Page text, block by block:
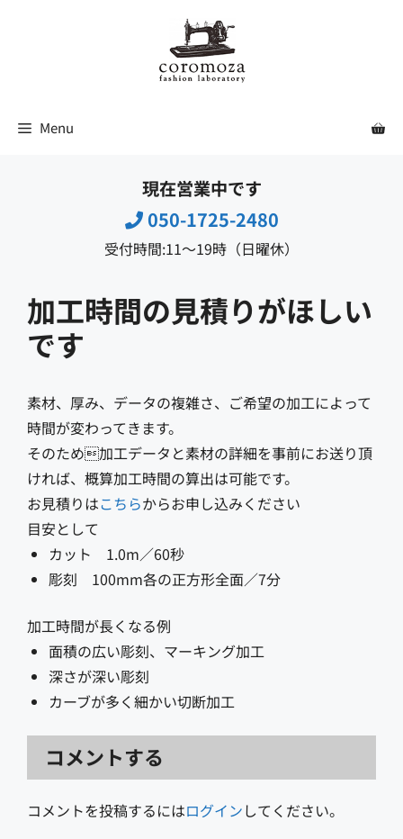
Menu
現在営業中です
050-1725-2480
受付時間:11〜19時（日曜休）
加工時間の見積りがほしい
です
素材、厚み、データの複雑さ、ご希望の加工によって
時間が変わってきます。
そのため加工データと素材の詳細を事前にお送り頂
ければ、概算加工時間の算出は可能です。
お見積りはこちらからお申し込みください
目安として
カット 1.0m／60秒
彫刻 100mm各の正方形全面／7分
加工時間が長くなる例
面積の広い彫刻、マーキング加工
深さが深い彫刻
カーブが多く細かい切断加工
コメントする
コメントを投稿するにはログインしてください。